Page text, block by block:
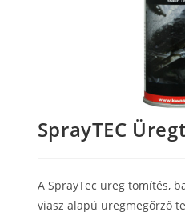
SprayTEC
A SprayTec üreg tömítés,
viasz alapú üregmegőrző